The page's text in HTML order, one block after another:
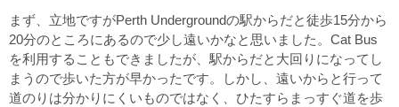
まず、立地ですがPerth Undergroundの駅からだと徒歩15分から
20分のところにあるので少し遠いかなと思いました。Cat Bus
を利用することもできましたが、駅からだと大回りになってし
まうので歩いた方が早かったです。しかし、遠いからと行って
道のりは分かりにくいものではなく、ひたすらまっすぐ道を歩